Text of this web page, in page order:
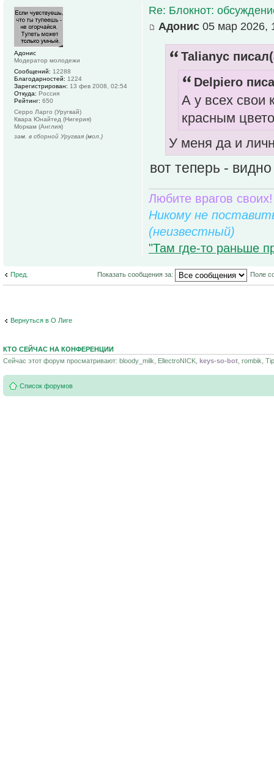
Re: Блокнот:
Адонис 05 мар 2026,
Talianyc
Delpiero
А у всех свои
красным
У меня да и
вот теперь -
Любите врагов
Никому не
(неизвестный)
"Там где-то раньше
Адонис
Модератор молодежи
Сообщений: 12288
Благодарностей: 1224
Зарегистрирован: 13 фев 2008, 02:54
Откуда: Россия
Рейтинг: 650
Серро Ларго (Уругвай)
Квара Юнайтед (Нигерия)
Моркам (Англия)
зам. в сборной Уругвая (мол.)
Пред. Показать сообщения за: Поле
Вернуться в О Лиге
КТО СЕЙЧАС НА КОНФЕРЕНЦИИ
Сейчас этот форум просматривают: bloody_milk, EllectroNICK, keys-so-bot , rombik,
Список форумов